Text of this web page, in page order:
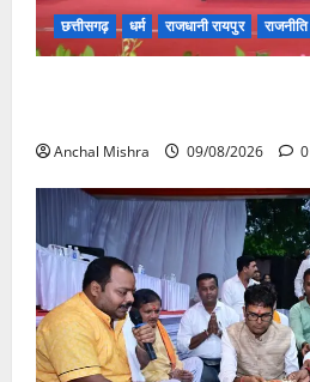
छत्तीसगढ़ धर्म राजधानी रायपुर राजनीति
Anchal Mishra 09/08/2026 0